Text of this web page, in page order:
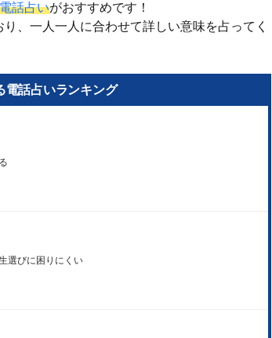
電話占いがおすすめです！
、一人一人に合わせて詳しい意味を占ってく
電話占いランキング
選びに困りにくい